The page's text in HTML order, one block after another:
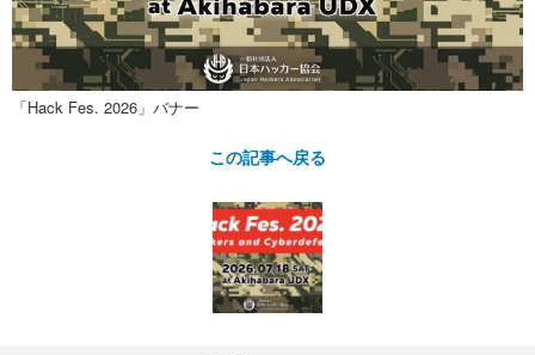
「Hack Fes. 2026」バナー
この記事へ戻る